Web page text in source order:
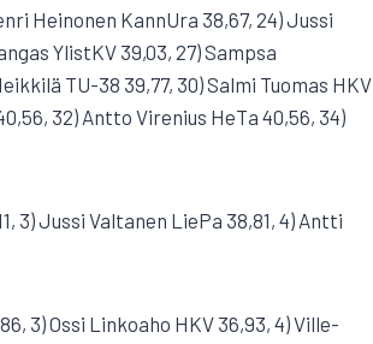
Heinonen KannUra 38,67, 24) Jussi
YlistKV 39,03, 27) Sampsa
TU-38 39,77, 30) Salmi Tuomas HKV
32) Antto Virenius HeTa 40,56, 34)
3) Jussi Valtanen LiePa 38,81, 4) Antti
3) Ossi Linkoaho HKV 36,93, 4) Ville-